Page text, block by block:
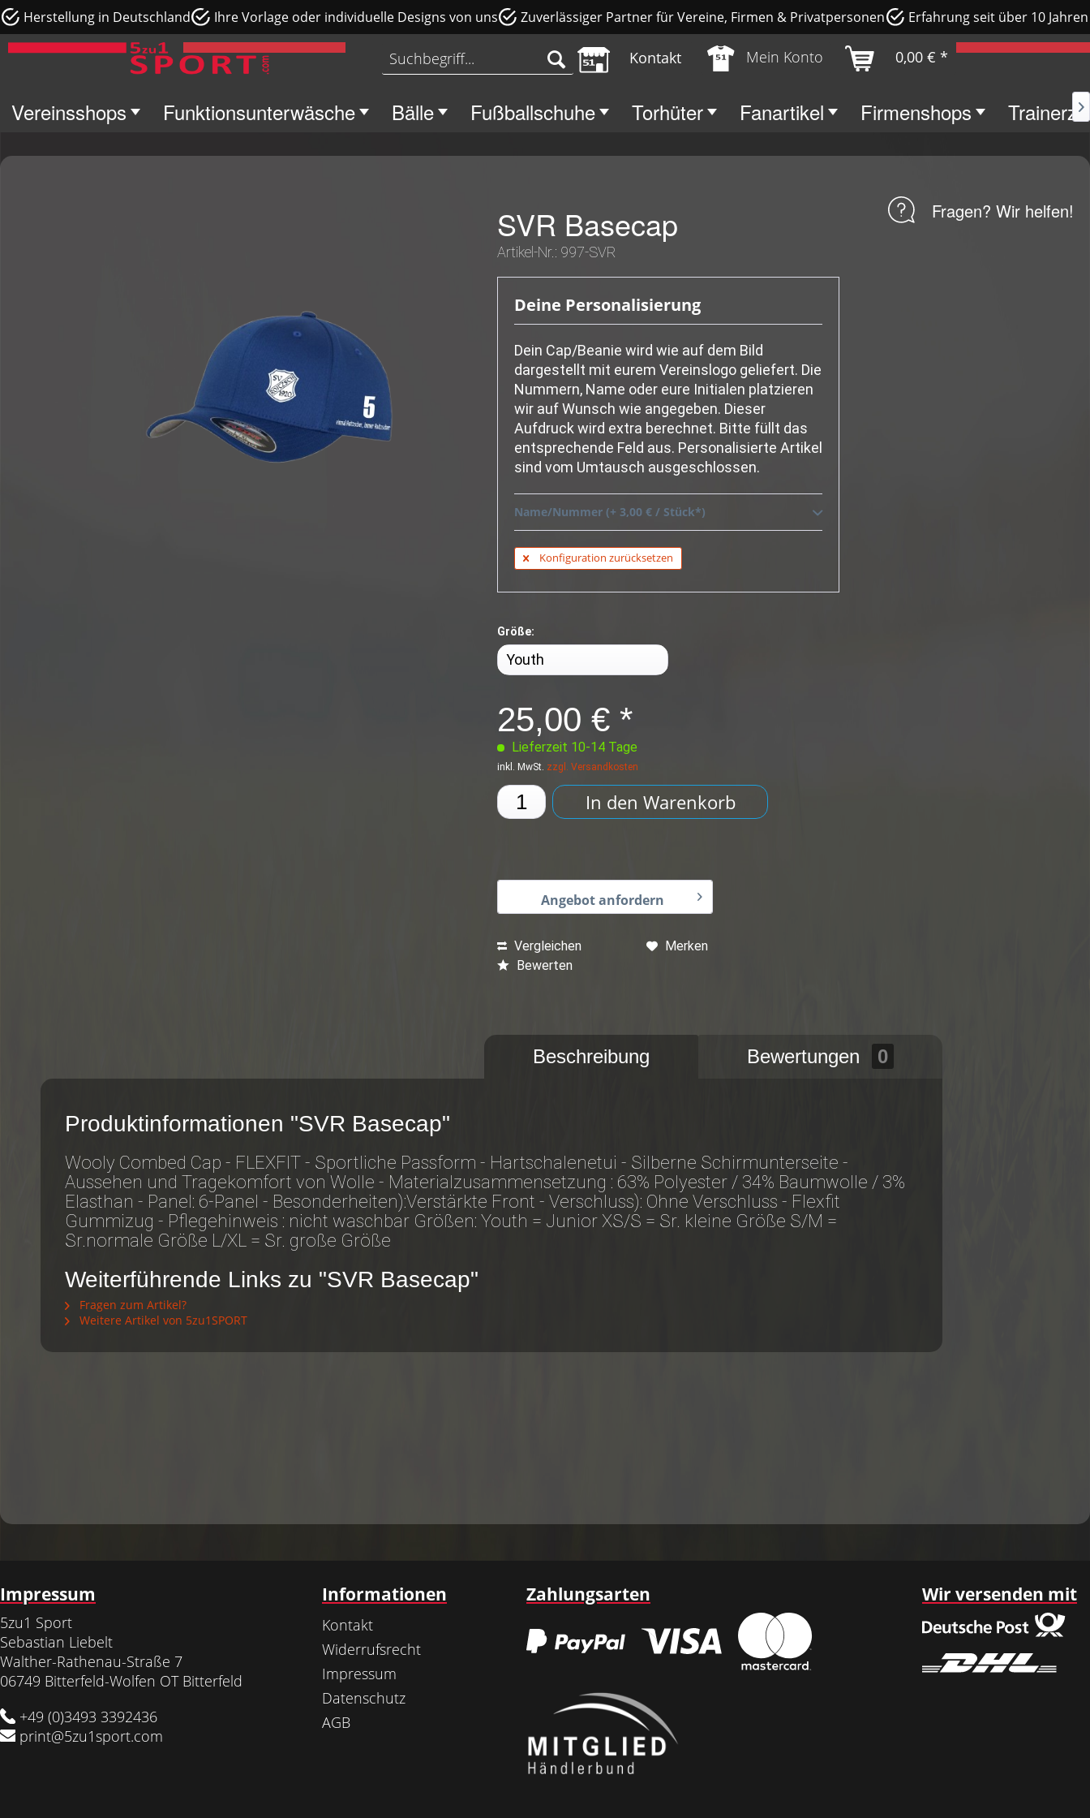
Herstellung in Deutschland Ihre Vorlage oder individuelle Designs von uns Zuverlässiger Partner für Vereine, Firmen & Privatpersonen Erfahrung seit über 10 Jahren
Kontakt Mein Konto 0,00 € *
Vereinsshops Funktionsunterwäsche Bälle Fußballschuhe Torhüter Fanartikel Firmenshops 
Fragen? Wir helfen!
SVR Basecap
Artikel-Nr.: 997-SVR
Deine Personalisierung
Dein Cap/Beanie wird wie auf dem Bild
dargestellt mit eurem Vereinslogo geliefert. Die
Nummern, Name oder eure Initialen platzieren
wir auf Wunsch wie angegeben. Dieser
Aufdruck wird extra berechnet. Bitte füllt das
entsprechende Feld aus. Personalisierte Artikel
sind vom Umtausch ausgeschlossen.
Name/Nummer (+ 3,00 € / Stück*)
Konfiguration zurücksetzen
Größe:
25,00 € *
Lieferzeit 10-14 Tage
inkl. MwSt. zzgl. Versandkosten
In den Warenkorb
Angebot anfordern
Vergleichen
Merken
Bewerten
Beschreibung Bewertungen 0
Produktinformationen "SVR Basecap"
Wooly Combed Cap - FLEXFIT - Sportliche Passform - Hartschalenetui - Silberne Schirmunterseite -
Aussehen und Tragekomfort von Wolle - Materialzusammensetzung : 63% Polyester / 34% Baumwolle / 3%
Elasthan - Panel: 6-Panel - Besonderheiten):Verstärkte Front - Verschluss): Ohne Verschluss - Flexfit
Gummizug - Pflegehinweis : nicht waschbar Größen: Youth = Junior XS/S = Sr. kleine Größe S/M =
Sr.normale Größe L/XL = Sr. große Größe
Weiterführende Links zu "SVR Basecap"
Fragen zum Artikel?
Weitere Artikel von 5zu1SPORT
Impressum
5zu1 Sport
Sebastian Liebelt
Walther-Rathenau-Straße 7
06749 Bitterfeld-Wolfen OT Bitterfeld
+49 (0)3493 3392436
print@5zu1sport.com
Informationen
Kontakt
Widerrufsrecht
Impressum
Datenschutz
AGB
Zahlungsarten Wir versenden mit